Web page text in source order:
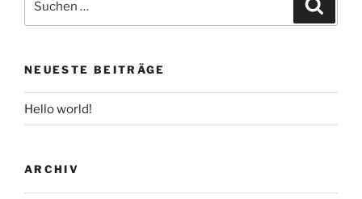
nach:
NEUESTE BEITRÄGE
Hello world!
ARCHIV